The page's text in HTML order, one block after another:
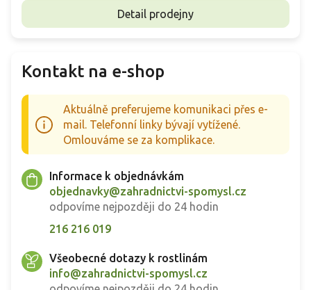
Detail prodejny
Kontakt na e-shop
Aktuálně preferujeme komunikaci přes e-
mail. Telefonní linky bývají vytížené.
Omlouváme se za komplikace.
Informace k objednávkám
objednavky@zahradnictvi-spomysl.cz
odpovíme nejpozději do 24 hodin
216 216 019
Všeobecné dotazy k rostlinám
info@zahradnictvi-spomysl.cz